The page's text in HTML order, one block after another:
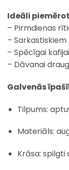
Ideāli
– Pirmdienas
–
– Spēcīgai
– Dāvanai
Galvenās
Tilpums:
Materiāls:
Krāsa: spilgti